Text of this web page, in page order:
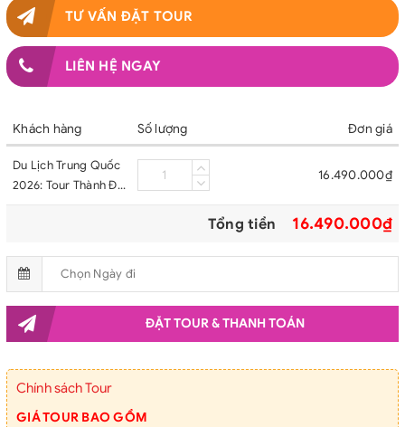
TƯ VẤN ĐẶT TOUR
LIÊN HỆ NGAY
Khách hàng Số lượng Đơn giá
Du Lịch Trung Quốc
2026: Tour Thành Đô
16.490.000₫
Tổng tiền 16.490.000₫
ĐẶT TOUR & THANH TOÁN
Chính sách Tour
GIÁ TOUR BAO GỒM